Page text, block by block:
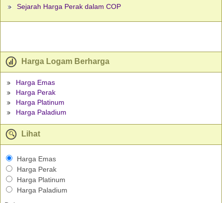
Sejarah Harga Perak dalam COP
Harga Logam Berharga
Harga Emas
Harga Perak
Harga Platinum
Harga Paladium
Lihat
Harga Emas
Harga Perak
Harga Platinum
Harga Paladium